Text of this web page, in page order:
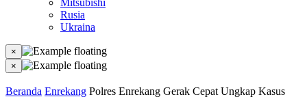
Mitsubishi
Rusia
Ukraina
×
×
Beranda Enrekang Polres Enrekang Gerak Cepat Ungkap Kasus